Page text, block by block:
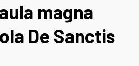
magna
De Sanctis